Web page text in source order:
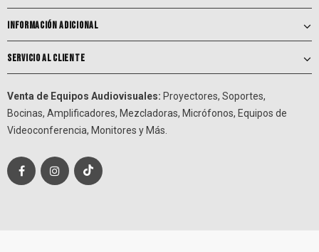
INFORMACIÓN ADICIONAL
SERVICIO AL CLIENTE
Venta de Equipos Audiovisuales: Proyectores, Soportes,
Bocinas, Amplificadores, Mezcladoras, Micrófonos, Equipos de
Videoconferencia, Monitores y Más.